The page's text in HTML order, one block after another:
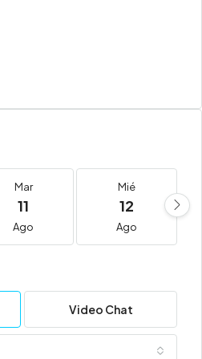
Mar
11
Ago
Mié
12
Ago
Video Chat